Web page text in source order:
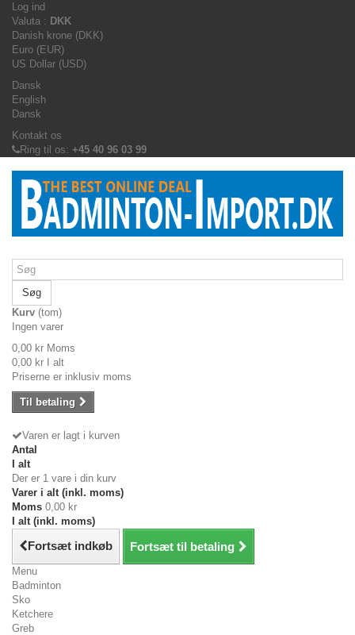
Log ind
Valuta : DKK
Danish krone (DKK)
Euro (EUR)
US Dollar (USD)
Dansk
English
Dansk
Kontakt os
Ring til os: +45 40 96 03 99
Søg
Kurv (tom)
Ingen varer
0,00 kr Moms
0,00 kr I alt
Priserne er inklusiv moms
Til betaling
Varen er lagt i kurven
Antal
I alt
Der er 1 vare i din kurv
Varer i alt (inkl. moms)
Moms 0,00 kr
I alt (inkl. moms)
Fortsæt indkøb Fortsæt til betaling
Menu
Badminton
Sko
Ketchere
Greb